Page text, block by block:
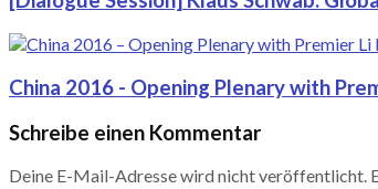
China 2016 - Opening Plenary with
Schreibe einen Kommentar
Deine E-Mail-Adresse wird nicht veröffentlicht.